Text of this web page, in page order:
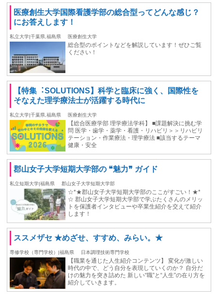
医療創生大学国際看護学部の総合型ってどんな感じ？
にお答えします！
私立大学|千葉県,福島県 医療創生大学
総合型のポイントなどを解説しています！ぜひご覧
ください！
【特集︓SOLUTIONS】科学と臨床に強く、国際性を
そなえた理学療法士が活躍する時代に
私立大学|千葉県,福島県 医療創生大学
【総合医療学部 理学療法学科】 ■課題解決に挑む学
問 医学・歯学・薬学・看護・リハビリ＞＞リハビリ
テーション・作業療法・理学療法 ■該当するテーマ
健康・安全
郡山女子大学短期大学部の ❝魅力❞ ガイド
私立短期大学|福島県 郡山女子大学短期大学部
☆*★郡山女子大学短期大学部のここがすごい！★*
☆ 郡山女子大学短期大学部で学ぶたくさんのメリッ
トを保護者インタビューや卒業生紹介を交えて紹介
します！
ススメザセ ★めざせ、すすめ、みらい。★
専修学校（専門学校）|福島県 日本調理技術専門学校
【職業を通じた人生紹介コンテンツ】 変化が激しい
時代の中で、どう自分を表現していくのか？ 自分だ
けの魅力を突き詰めた 新しい“職”と“人生”の在り方を
紹介していきます。